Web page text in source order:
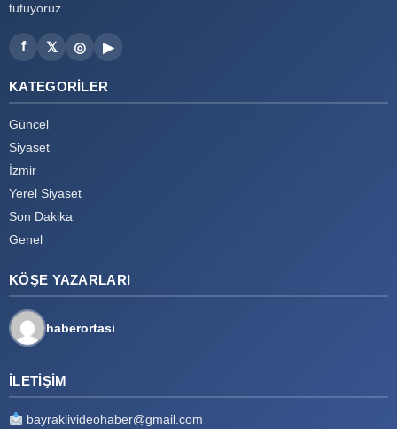
tutuyoruz.
f 𝕏 ◎ ▶
KATEGORILER
Güncel
Siyaset
İzmir
Yerel Siyaset
Son Dakika
Genel
KÖŞE YAZARLARI
haberortasi
İLETIŞIM
bayraklivideohaber@gmail.com